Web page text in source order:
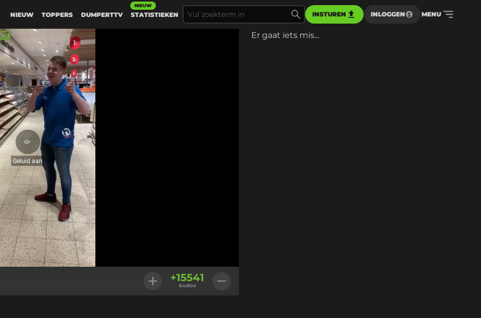
NIEUW TOPPERS DUMPERTTV STATISTIEKEN
NIEUW
INSTUREN INLOGGEN MENU
Er gaat iets mis...
Geluid
aan
Geluid aan
+15541
kudos